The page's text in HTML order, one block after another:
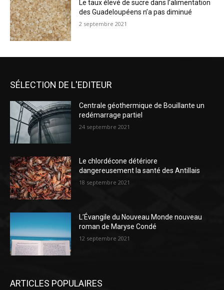
Le taux élevé de sucre dans l’alimentation
des Guadeloupéens n’a pas diminué
2 septembre 2021
SÉLECTION DE L'EDITEUR
Centrale géothermique de Bouillante un
redémarrage partiel
24 septembre 2021
Le chlordécone détériore
dangereusement la santé des Antillais
18 septembre 2021
L’Évangile du Nouveau Monde nouveau
roman de Maryse Condé
12 septembre 2021
ARTICLES POPULAIRES